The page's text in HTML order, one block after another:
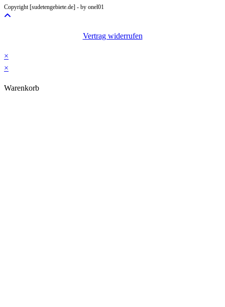
Copyright [sudetengebiete.de] - by onel01
Vertrag widerrufen
×
×
Warenkorb